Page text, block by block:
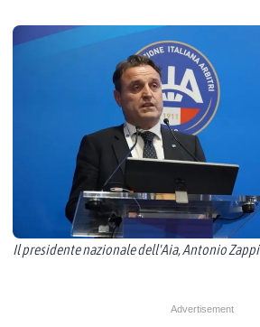
Il presidente nazionale dell'Aia, Antonio Zappi